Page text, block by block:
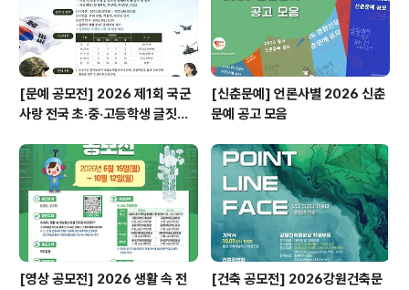
[문예 공모전] 2026 제1회 국군
사랑 전국 초·중·고등학생 글짓기
[신춘문예] 언론사별 2026 신춘
문예 공고 모음
[영상 공모전] 2026 생활 속 전
[건축 공모전] 2026강원건축문